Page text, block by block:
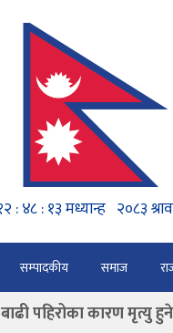
सम्पादकीय समाज
नेपाल वायुसेवाको राहत
हङ्गेरी सरकारले एकल मुद्राको
फाैजदारी अपराधमा
“जेन जी” अभियन्ताद्वारा
बाढी पहिरोका कारण मृत्यु